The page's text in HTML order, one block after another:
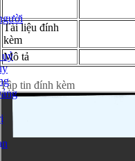
uỷ
Tài liệu đính
kèm
Mô tả
Xem chi tiết toàn văn
Tập tin đính kèm